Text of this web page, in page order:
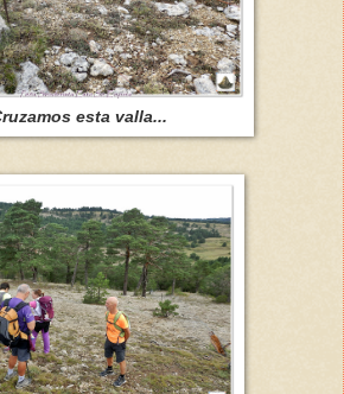
esta valla...